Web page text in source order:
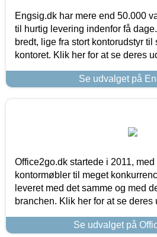
Engsig.dk har mere end 50.000
til hurtig levering indenfor få
bredt, lige fra stort kontorudstyr til
kontoret. Klik her for at se deres
Se udvalget på
Office2go.dk startede i 2011,
kontormøbler til meget
leveret med det samme og med
branchen. Klik her for at se deres
Se udvalget på